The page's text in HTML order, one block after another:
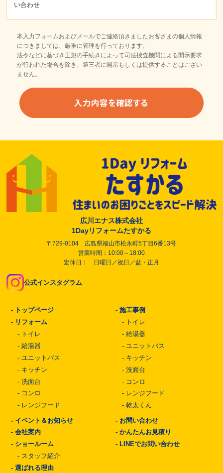
い合わせ
本入力フォームおよびメールでご連絡頂きましたお客さまの個人情報
につきましては、厳重に管理を行っております。
法令などに基づき正規の手続きによって司法捜査機関による開示要求
が行われた場合を除き、第三者に開示もしくは提供することはござい
ません。
広川エナス株式会社
1Dayリフォームたすかる
〒729-0104 広島県福山市松永町5丁目6番13号
営業時間：10:00～18:00
定休日： 日曜日／祝日／盆・正月
公式インスタグラム
- トップページ
- リフォーム
- トイレ
- 給湯器
- ユニットバス
- キッチン
- 洗面台
- コンロ
- レンジフード
-施工事例
- トイレ
-給湯器
- ユニットバス
- キッチン
-洗面台
- コンロ
- レンジフード
-乾太くん
- イベント＆お知らせ
- 会社案内
- ショールーム
- スタッフ紹介
- 選ばれる理由
- お問い合わせ
-かんたんお見積り
- LINEでお問い合わせ